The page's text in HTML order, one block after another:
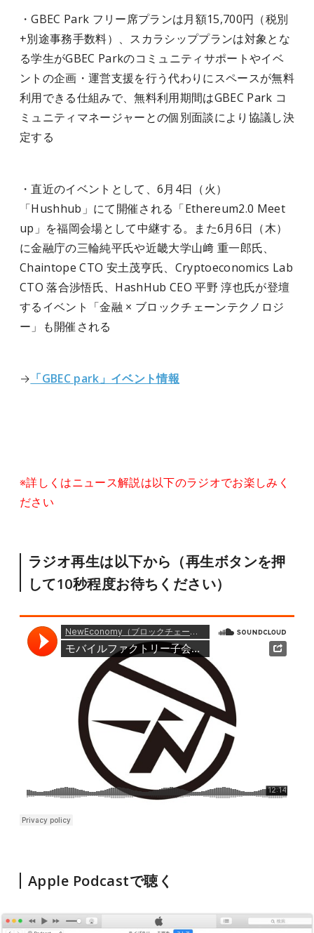
・GBEC Park フリー席プランは月額15,700円（税別
+別途事務手数料）、スカラシッププランは対象とな
る学生がGBEC Parkのコミュニティサポートやイベ
ントの企画・運営支援を行う代わりにスペースが無料
利用できる仕組みで、無料利用期間はGBEC Park コ
ミュニティマネージャーとの個別面談により協議し決
定する
・直近のイベントとして、6月4日（火）
「Hushhub」にて開催される「Ethereum2.0 Meet
up」を福岡会場として中継する。また6月6日（木）
に金融庁の三輪純平氏や近畿大学山﨑 重一郎氏、
Chaintope CTO 安土茂亨氏、Cryptoeconomics Lab
CTO 落合渉悟氏、HashHub CEO 平野 淳也氏が登壇
するイベント「金融 × ブロックチェーンテクノロジ
ー」も開催される
→ 「GBEC park」イベント情報
※詳しくはニュース解説は以下のラジオでお楽しみく
ださい
ラジオ再生は以下から（再生ボタンを押
して10秒程度お待ちください）
Apple Podcastで聴く